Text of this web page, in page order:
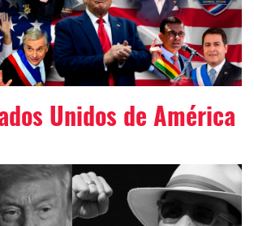
Unidos de América